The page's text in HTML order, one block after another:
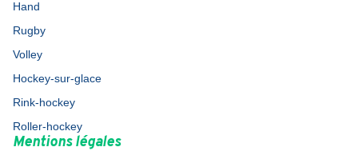
Hand
Rugby
Volley
Hockey-sur-glace
Rink-hockey
Roller-hockey
Mentions légales